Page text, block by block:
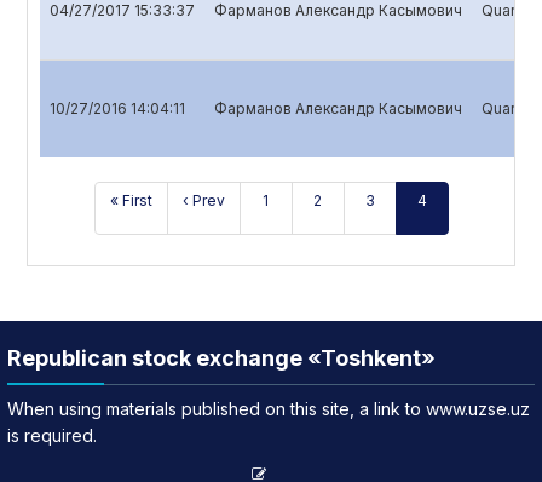
04/27/2017 15:33:37 Фарманов Александр Касымович
10/27/2016 14:04:11 Фарманов Александр Касымович
« First ‹ Prev 1 2 3 4
Republican stock exchange «Toshkent»
When using materials published on this site, a link to www.uzse.uz
is required.